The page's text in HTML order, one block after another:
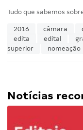
Tudo que sabemos
2016 câmara
edita
edital
superior
nomeação
Notícias